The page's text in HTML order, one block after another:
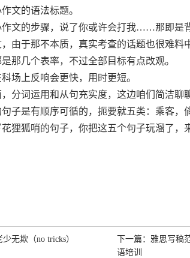
文的语法标题。
文的步骤，说了你或许会打我……那即是
由于那不本质，真实考查的话题也很难料
那几个表率，不过全部目标有点改观。
场上反响会更快，用时更短。
分词运用和从句充实度，这边咱们简洁聊
子是有顺序可循的，扼要就五类：乘客，
狸狐哨的句子，你把这五个句子玩溜了，
无欺（no tricks） 下一篇： 雅思写稿
语培训